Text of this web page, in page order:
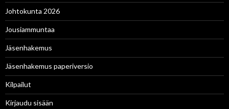
Johtokunta 2026
Jousiammuntaa
Jäsenhakemus
Jäsenhakemus paperiversio
Kilpailut
Kirjaudu sisään